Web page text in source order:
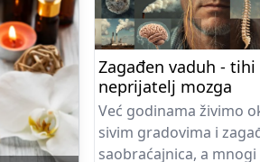
Zagađen vaduh - tihi
neprijatelj mozga
Već godinama živimo
sivim gradovima i
saobraćajnica, a